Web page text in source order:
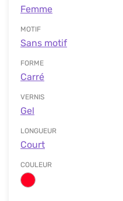
Femme
MOTIF
Sans motif
FORME
Carré
VERNIS
Gel
LONGUEUR
Court
COULEUR